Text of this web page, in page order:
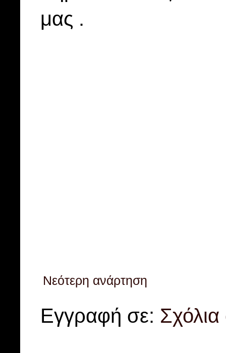
μας .
Νεότερη ανάρτηση
Εγγραφή σε: